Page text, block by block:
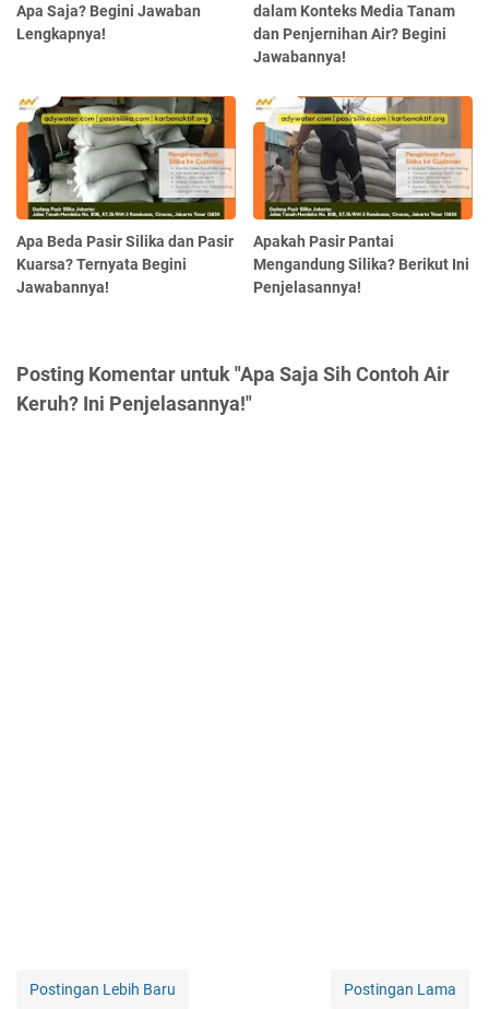
Apa Saja? Begini Jawaban
Lengkapnya!
dalam Konteks Media Tanam
dan Penjernihan Air? Begini
Jawabannya!
Apa Beda Pasir Silika dan Pasir
Kuarsa? Ternyata Begini
Jawabannya!
Apakah Pasir Pantai
Mengandung Silika? Berikut Ini
Penjelasannya!
Posting Komentar untuk "Apa Saja Sih Contoh Air
Keruh? Ini Penjelasannya!"
Postingan Lebih Baru Postingan Lama